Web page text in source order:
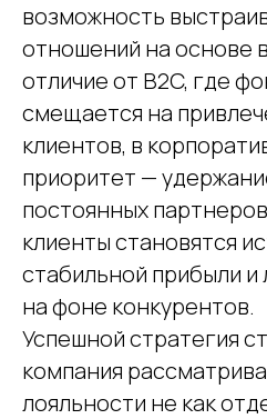
возможность
отношений на основе
отличие от B2C, где
смещается на
клиентов, в
приоритет —
постоянных
клиенты становятся
стабильной прибыли
на фоне конкурентов.
Успешной стратегия
компания
лояльности не как